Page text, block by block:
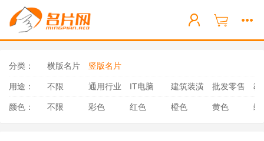
分类： 横版名片 竖版名片
用途： 不限 通用行业 IT电脑 建筑装潢 批发零售 教
颜色： 不限 彩色 红色 橙色 黄色 绿